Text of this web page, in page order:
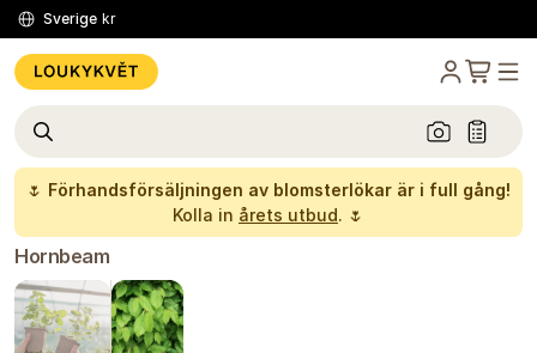
Sverige kr
🌷 Förhandsförsäljningen av blomsterlökar är i full gång!
Kolla in årets utbud. 🌷
Hornbeam